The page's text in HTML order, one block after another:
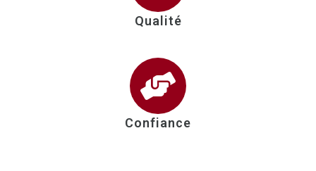
Qualité
Confiance